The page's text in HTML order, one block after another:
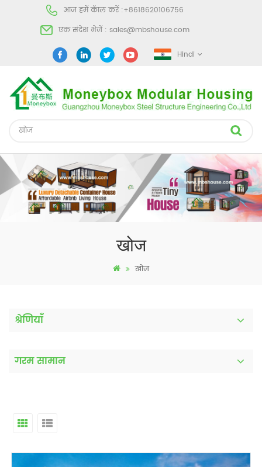
आज हमें कॅाल करें :+8618620106756
एक संदेश भेजें : sales@mbshouse.com
Hindi
खोज
खोज
श्रेणियाँ
गरम सामान